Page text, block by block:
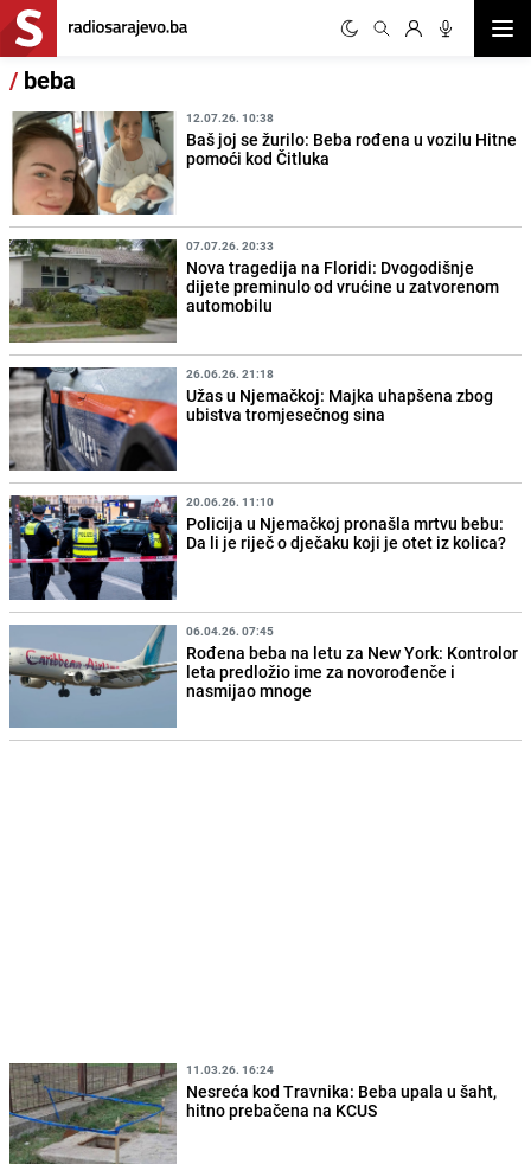
/ beba
12.07.26. 10:38
Baš joj se žurilo: Beba rođena u vozilu Hitne
pomoći kod Čitluka
07.07.26. 20:33
Nova tragedija na Floridi: Dvogodišnje
dijete preminulo od vrućine u zatvorenom
automobilu
26.06.26. 21:18
Užas u Njemačkoj: Majka uhapšena zbog
ubistva tromjesečnog sina
20.06.26. 11:10
Policija u Njemačkoj pronašla mrtvu bebu:
Da li je riječ o dječaku koji je otet iz kolica?
06.04.26. 07:45
Rođena beba na letu za New York: Kontrolor
leta predložio ime za novorođenče i
nasmijao mnoge
11.03.26. 16:24
Nesreća kod Travnika: Beba upala u šaht,
hitno prebačena na KCUS